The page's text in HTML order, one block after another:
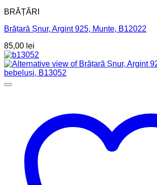
BRĂȚĂRI
Brățară Șnur, Argint 925, Munte, B12022
85,00 lei